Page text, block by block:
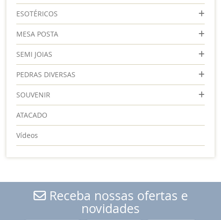
ESOTÉRICOS
MESA POSTA
SEMI JOIAS
PEDRAS DIVERSAS
SOUVENIR
ATACADO
Vídeos
Receba nossas ofertas e
novidades